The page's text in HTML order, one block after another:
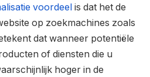
voordeel is dat het de
op zoekmachines zoals
dat wanneer potentiële
of diensten die u
hoger in de